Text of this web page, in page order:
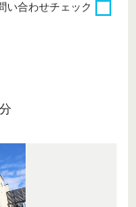
い合わせチェック